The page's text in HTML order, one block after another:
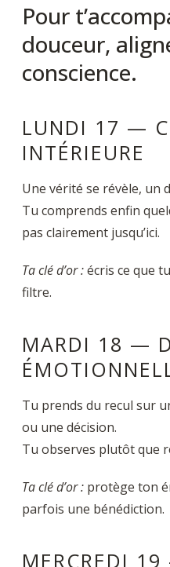
Pour
douceur,
conscience.
LUNDI 17 —
INTÉRIEURE
Une vérité se révèle, un
Tu comprends enfin
pas clairement jusqu’ici.
Ta clé d’or :écris ce que
filtre.
MARDI 18 —
Tu prends du recul sur
ou une décision.
Tu observes plutôt que
Ta clé d’or: protège ton
parfois une bénédiction.
MERCREDI